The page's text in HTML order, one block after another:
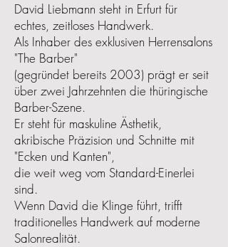
David Liebmann steht in Erfurt für
echtes, zeitloses Handwerk.
Als Inhaber des exklusiven Herrensalons
"The Barber"
(gegründet bereits 2003) prägt er seit
über zwei Jahrzehnten die thüringische
Barber-Szene.
Er steht für maskuline Ästhetik,
akribische Präzision und Schnitte mit
"Ecken und Kanten",
die weit weg vom Standard-Einerlei
sind.
Wenn David die Klinge führt, trifft
traditionelles Handwerk auf moderne
Salonrealität.